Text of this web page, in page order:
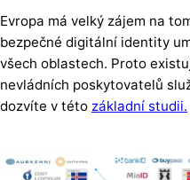
Evropa má velký zájem na
bezpečné digitální identity
všech oblastech. Proto
nevládních poskytovatelů
dozvíte v této základní studii.